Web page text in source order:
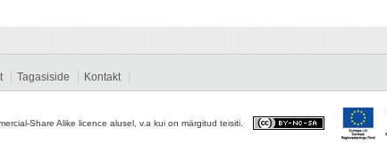
Tagasiside Kontakt
Share Alike licence alusel, v.a kui on märgitud teisiti.